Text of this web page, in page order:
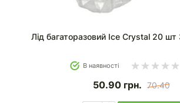
Лід багаторазовий Ice Crystal 20
В наявності
50.90 грн. 70.40